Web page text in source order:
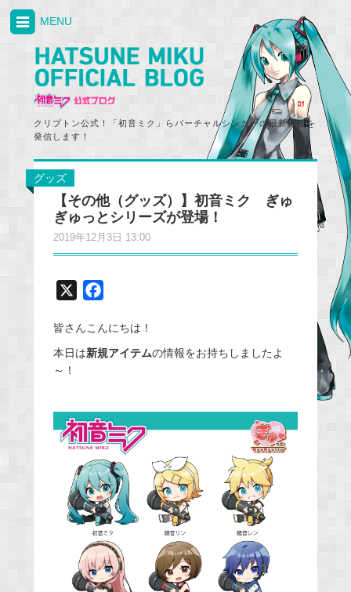
クリプトン公式！「初音ミク」らバーチャルシンガーの最新情報を
発信します！
MENU
グッズ
【その他（グッズ）】初音ミク ぎゅ
ぎゅっとシリーズが登場！
2019年12月3日 13:00
c
e
o
k
皆さんこんにちは！
本日は新規アイテムの情報をお持ちしましたよ
～！